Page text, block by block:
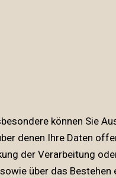
können Sie
denen Ihre Daten
der Verarbeitung
über das Bestehen